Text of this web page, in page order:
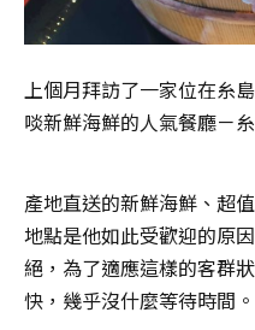
上個月拜訪了一家位在糸
啖新鮮海鮮的人氣餐廳－
產地直送的新鮮海鮮、超
地點是他如此受歡迎的原
絕，為了適應這樣的客群
快，幾乎沒什麼等待時間。